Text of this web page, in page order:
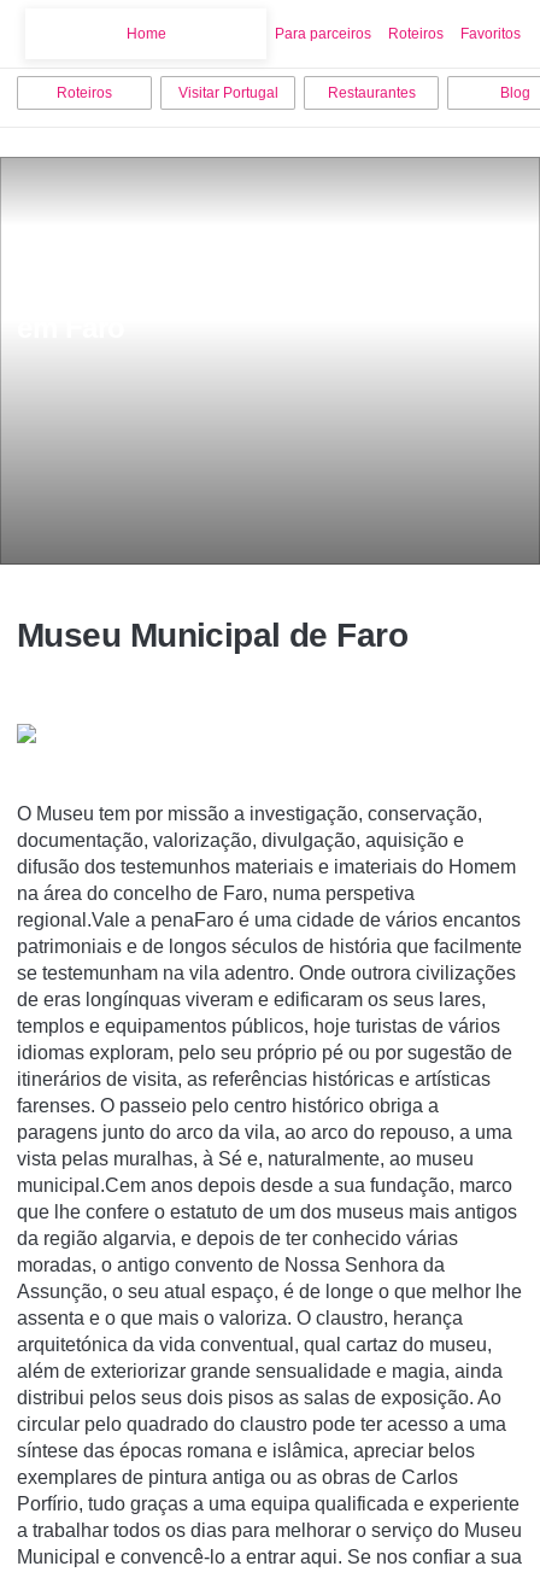
Home Para parceiros Roteiros Favoritos
Roteiros Visitar Portugal Restaurantes Blog
Museu Municipal de Faro
O Museu tem por missão a investigação, conservação,
documentação, valorização, divulgação, aquisição e
difusão dos testemunhos materiais e imateriais do Homem
na área do concelho de Faro, numa perspetiva
regional.Vale a penaFaro é uma cidade de vários encantos
patrimoniais e de longos séculos de história que facilmente
se testemunham na vila adentro. Onde outrora civilizações
de eras longínquas viveram e edificaram os seus lares,
templos e equipamentos públicos, hoje turistas de vários
idiomas exploram, pelo seu próprio pé ou por sugestão de
itinerários de visita, as referências históricas e artísticas
farenses. O passeio pelo centro histórico obriga a
paragens junto do arco da vila, ao arco do repouso, a uma
vista pelas muralhas, à Sé e, naturalmente, ao museu
municipal.Cem anos depois desde a sua fundação, marco
que lhe confere o estatuto de um dos museus mais antigos
da região algarvia, e depois de ter conhecido várias
moradas, o antigo convento de Nossa Senhora da
Assunção, o seu atual espaço, é de longe o que melhor lhe
assenta e o que mais o valoriza. O claustro, herança
arquitetónica da vida conventual, qual cartaz do museu,
além de exteriorizar grande sensualidade e magia, ainda
distribui pelos seus dois pisos as salas de exposição. Ao
circular pelo quadrado do claustro pode ter acesso a uma
síntese das épocas romana e islâmica, apreciar belos
exemplares de pintura antiga ou as obras de Carlos
Porfírio, tudo graças a uma equipa qualificada e experiente
a trabalhar todos os dias para melhorar o serviço do Museu
Municipal e convencê-lo a entrar aqui. Se nos confiar a sua